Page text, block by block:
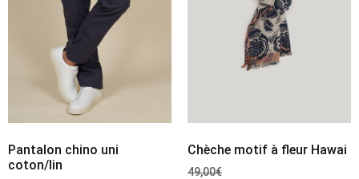
Pantalon chino uni
coton/lin
Chèche motif à fleur Hawai
49,00€